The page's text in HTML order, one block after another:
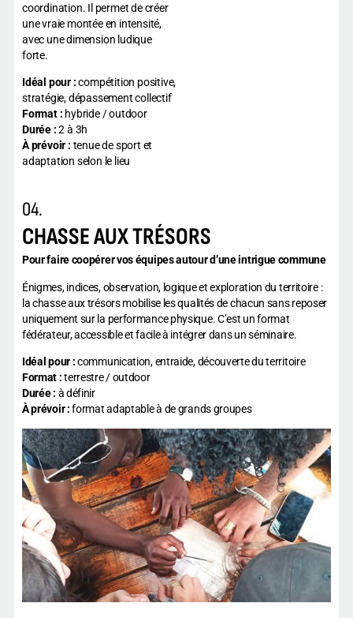
coordination. Il permet de créer
une vraie montée en intensité,
avec une dimension ludique
forte.
Idéal pour :compétition positive,
stratégie, dépassement collectif
Format : hybride / outdoor
Durée :2 à 3h
À prévoir : tenue de sport et
adaptation selon le lieu
04.
CHASSE AUX TRÉSORS
Pour faire coopérer vos équipes autour d’une intrigue commune
Énigmes, indices, observation, logique et exploration du territoire :
la chasse aux trésors mobilise les qualités de chacun sans reposer
uniquement sur la performance physique. C’est un format
fédérateur, accessible et facile à intégrer dans un séminaire.
Idéal pour :communication, entraide, découverte du territoire
Format :terrestre / outdoor
Durée : à définir
À prévoir :format adaptable à de grands groupes